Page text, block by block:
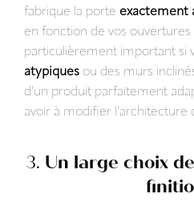
fabrique la porte exactement
en fonction de vos
particulièrement important si
atypiques ou des murs
d’un produit parfaitement
avoir à modifier l'architecture
3. Un large choix